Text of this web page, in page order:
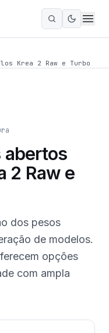
Ativar
Krea 2 Raw e Turbo
abertos
2 Raw e
dos pesos
de modelos.
opções
com ampla